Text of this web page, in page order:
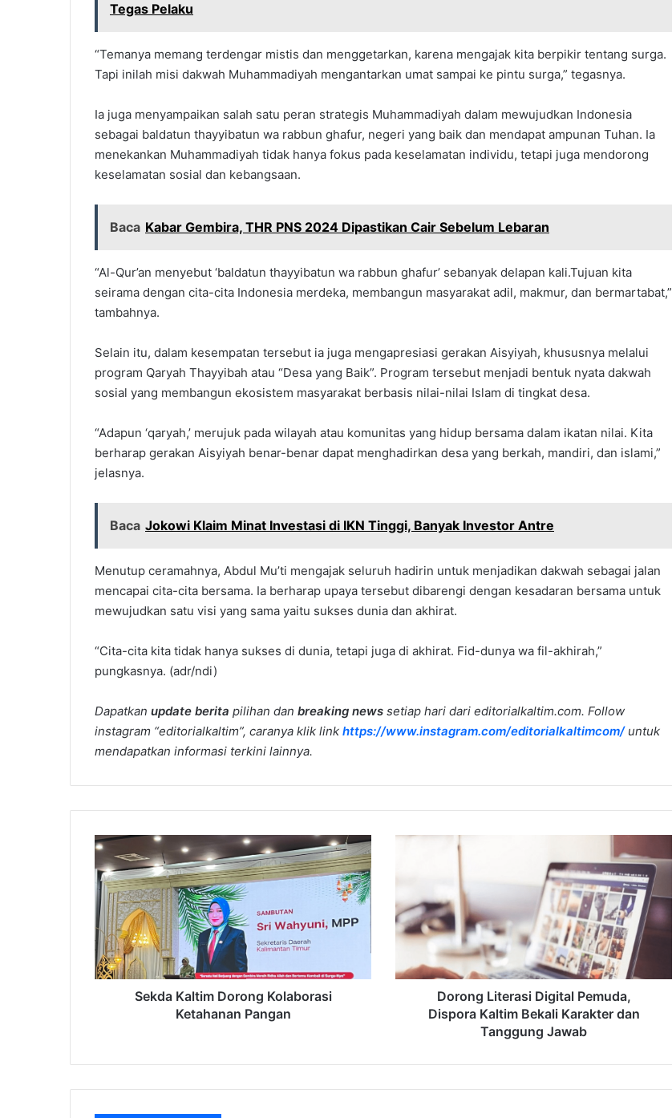
Tegas Pelaku
“Temanya memang terdengar mistis dan menggetarkan, karena mengajak kita berpikir tentang surga.
Tapi inilah misi dakwah Muhammadiyah mengantarkan umat sampai ke pintu surga,” tegasnya.
Ia juga menyampaikan salah satu peran strategis Muhammadiyah dalam mewujudkan Indonesia
sebagai baldatun thayyibatun wa rabbun ghafur, negeri yang baik dan mendapat ampunan Tuhan. Ia
menekankan Muhammadiyah tidak hanya fokus pada keselamatan individu, tetapi juga mendorong
keselamatan sosial dan kebangsaan.
Baca Kabar Gembira, THR PNS 2024 Dipastikan Cair Sebelum Lebaran
“Al-Qur’an menyebut ‘baldatun thayyibatun wa rabbun ghafur’ sebanyak delapan kali.Tujuan kita
seirama dengan cita-cita Indonesia merdeka, membangun masyarakat adil, makmur, dan bermartabat,”
tambahnya.
Selain itu, dalam kesempatan tersebut ia juga mengapresiasi gerakan Aisyiyah, khususnya melalui
program Qaryah Thayyibah atau “Desa yang Baik”. Program tersebut menjadi bentuk nyata dakwah
sosial yang membangun ekosistem masyarakat berbasis nilai-nilai Islam di tingkat desa.
“Adapun ‘qaryah,’ merujuk pada wilayah atau komunitas yang hidup bersama dalam ikatan nilai. Kita
berharap gerakan Aisyiyah benar-benar dapat menghadirkan desa yang berkah, mandiri, dan islami,”
jelasnya.
Baca Jokowi Klaim Minat Investasi di IKN Tinggi, Banyak Investor Antre
Menutup ceramahnya, Abdul Mu’ti mengajak seluruh hadirin untuk menjadikan dakwah sebagai jalan
mencapai cita-cita bersama. Ia berharap upaya tersebut dibarengi dengan kesadaran bersama untuk
mewujudkan satu visi yang sama yaitu sukses dunia dan akhirat.
“Cita-cita kita tidak hanya sukses di dunia, tetapi juga di akhirat. Fid-dunya wa fil-akhirah,”
pungkasnya. (adr/ndi)
Dapatkan update berita pilihan dan breaking news setiap hari dari editorialkaltim.com. Follow
instagram “editorialkaltim”, caranya klik link https://www.instagram.com/editorialkaltimcom/untuk
mendapatkan informasi terkini lainnya.
Sekda
Kaltim
Dorong
Kolaborasi
Ketahanan
Pangan
Sekda Kaltim Dorong Kolaborasi
Ketahanan Pangan
Dispora
Kaltim
Bekali
dan
TanggungDorong Literasi Digital Pemuda,
Dispora Kaltim Bekali Karakter dan
Tanggung Jawab